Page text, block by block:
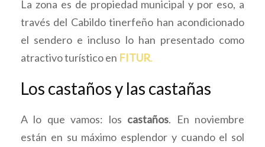
La zona es de propiedad municipal y por eso, a
través del Cabildo tinerfeño han acondicionado
el sendero e incluso lo han presentado como
atractivo turístico en FITUR.
Los castaños y las castañas
A lo que vamos: los castaños. En noviembre
están en su máximo esplendor y cuando el sol